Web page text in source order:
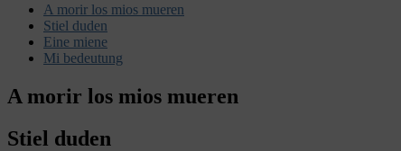
A morir los mios mueren
Stiel duden
Eine miene
Mi bedeutung
A morir los mios mueren
Stiel duden